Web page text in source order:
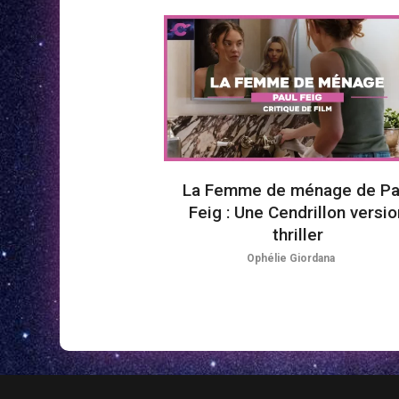
La Femme de ménage de
Feig : Une Cendrillon
thriller
Ophélie Giordana